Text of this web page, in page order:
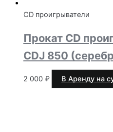
CD проигрыватели
Прокат CD
CDJ 850
2 000 ₽ В Аренду на